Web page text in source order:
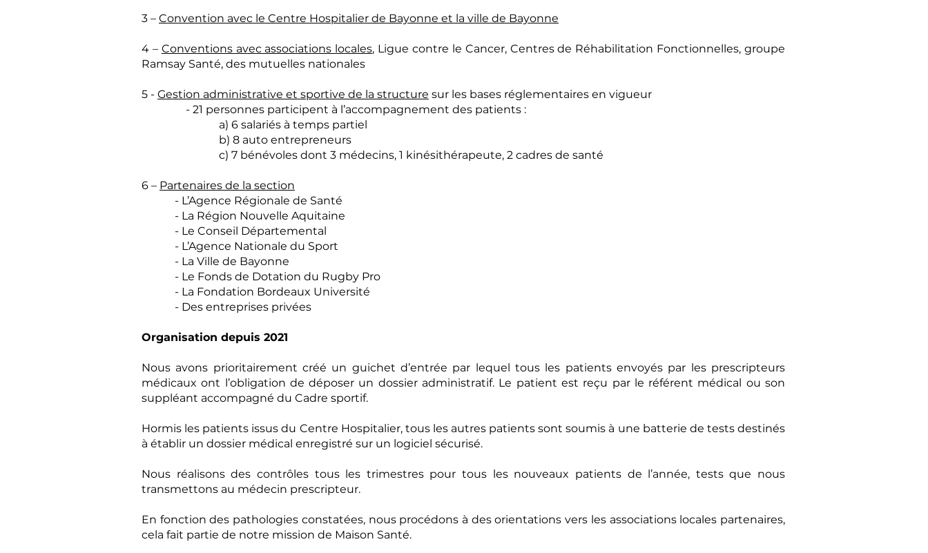
3 – Convention avec le Centre Hospitalier de Bayonne et la ville de Bayonne
4 – Conventions avec associations locales, Ligue contre le Cancer, Centres de Réhabilitation Fonctionnelles, groupe
Ramsay Santé, des mutuelles nationales
5 - Gestion administrative et sportive de la structure sur les bases réglementaires en vigueur
- 21 personnes participent à l’accompagnement des patients :
a) 6 salariés à temps partiel
b) 8 auto entrepreneurs
c) 7 bénévoles dont 3 médecins, 1 kinésithérapeute, 2 cadres de santé
6 – Partenaires de la section
- L’Agence Régionale de Santé
- La Région Nouvelle Aquitaine
- Le Conseil Départemental
- L’Agence Nationale du Sport
- La Ville de Bayonne
- Le Fonds de Dotation du Rugby Pro
- La Fondation Bordeaux Université
- Des entreprises privées
Organisation depuis 2021
Nous avons prioritairement créé un guichet d’entrée par lequel tous les patients envoyés par les prescripteurs
médicaux ont l’obligation de déposer un dossier administratif. Le patient est reçu par le référent médical ou son
suppléant accompagné du Cadre sportif.
Hormis les patients issus du Centre Hospitalier, tous les autres patients sont soumis à une batterie de tests destinés
à établir un dossier médical enregistré sur un logiciel sécurisé.
Nous réalisons des contrôles tous les trimestres pour tous les nouveaux patients de l’année, tests que nous
transmettons au médecin prescripteur.
En fonction des pathologies constatées, nous procédons à des orientations vers les associations locales partenaires,
cela fait partie de notre mission de Maison Santé.